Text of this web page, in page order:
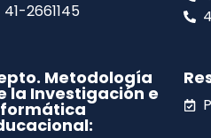
41-2661145
Metodología
la Investigación e